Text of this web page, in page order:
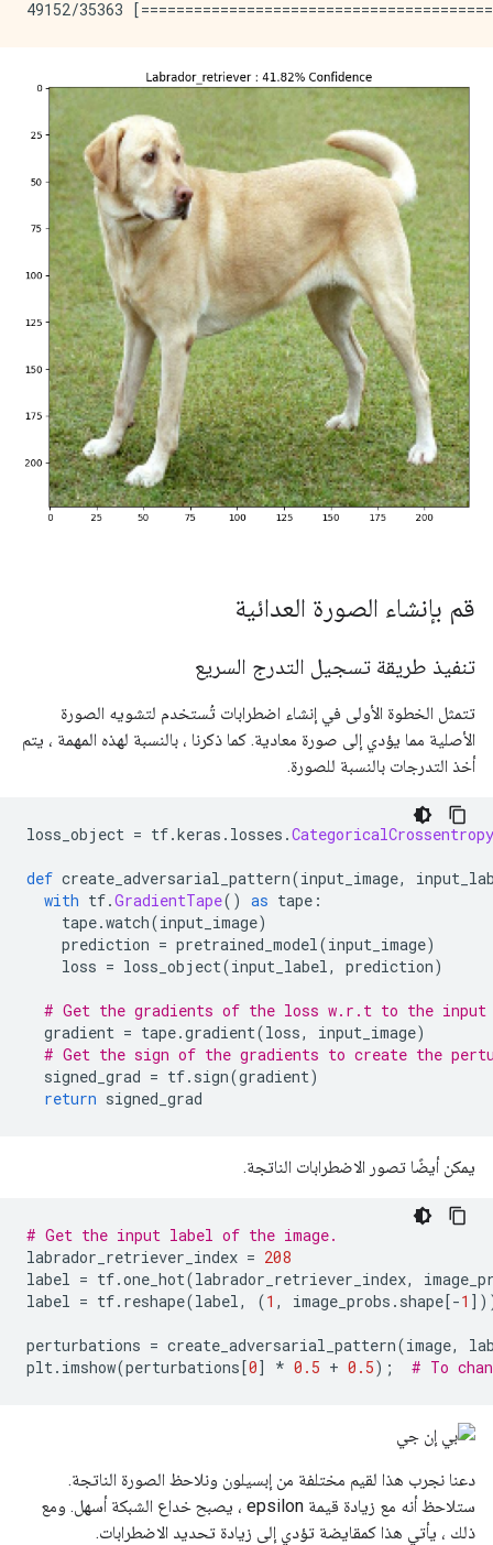
قم بإنشاء الصورة العدائية
تنفيذ طريقة تسجيل التدرج السريع
تتمثل الخطوة الأولى في إنشاء اضطرابات تُستخدم لتشويه الصورة
الأصلية مما يؤدي إلى صورة معادية. كما ذكرنا ، بالنسبة لهذه المهمة ، يتم
أخذ التدرجات بالنسبة للصورة.
loss_object = tf.keras . losses .CategoricalCrossentropy
def create_adversarial_pattern(input_image,
with tf.GradientTape() as tape :
tape.watch(input_image)
prediction = pretrained_model(input_image)
loss = loss_object(input_label, prediction)
# Get the gradients of the loss w.r.t to the input
gradient = tape.gradient(loss, input_image)
# Get the sign of the gradients to create the
signed_grad = tf. sign(gradient)
return signed_grad
يمكن أيضًا تصور الاضطرابات الناتجة.
# Get the input label of the image.
labrador_retriever_index = 208
label = tf.one_hot(labrador_retriever_index,
label = tf. reshape(label, (1 , image_probs . shape [-1
perturbations = create_adversarial_pattern(image,
plt. imshow(perturbations [0] * 0.5 + 0.5); # To
دعنا نجرب هذا لقيم مختلفة من إبسيلون ونلاحظ الصورة الناتجة.
ستلاحظ أنه مع زيادة قيمة epsilon ، يصبح خداع الشبكة أسهل. ومع
ذلك ، يأتي هذا كمقايضة تؤدي إلى زيادة تحديد الاضطرابات.